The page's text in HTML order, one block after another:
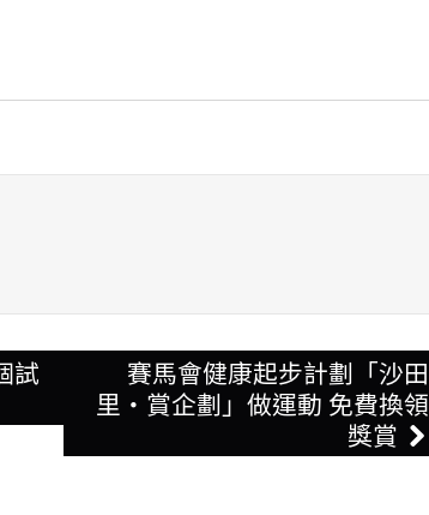
試
賽馬會健康起步計劃「沙田
里・賞企劃」做運動 免費換領
獎賞